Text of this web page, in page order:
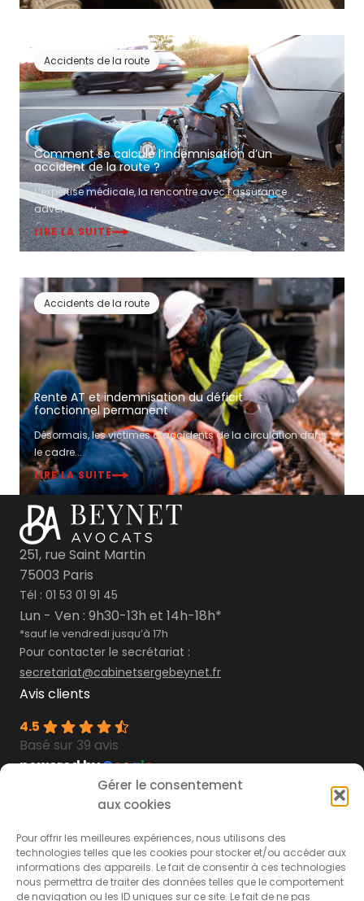
Gérer le consentement
aux cookies
Pour offrir les meilleures expériences, nous utilisons des
technologies telles que les cookies pour stocker et/ou accéder aux
informations des appareils. Le fait de consentir à ces technologies
nous permettra de traiter des données telles que le comportement
de navigation ou les ID uniques sur ce site. Le fait de ne pas
Accidents de la route
Comment se calcule l’indemnisation d’un
accident de la route ?
L’expertise médicale, la rencontre avec l’assurance
adverse, la v...
LIRE LA SUITE
Accidents de la route
Rente AT et indemnisation du déficit
fonctionnel permanent
Désormais, les victimes d’accidents de la circulation dans
le cadre...
LIRE LA SUITE
251, rue Saint Martin
75003 Paris
Tél : 01 53 01 91 45
Lun - Ven : 9h30-13h et 14h-18h*
*sauf le vendredi jusqu’à 17h
Pour contacter le secrétariat :
secretariat@cabinetsergebeynet.fr
Avis clients
4.5
Basé sur 39 avis
powered byGoogle
Découvrez lestémoignages
Secteurs d’interventions
Accidents de la route
À propos du
cabinet